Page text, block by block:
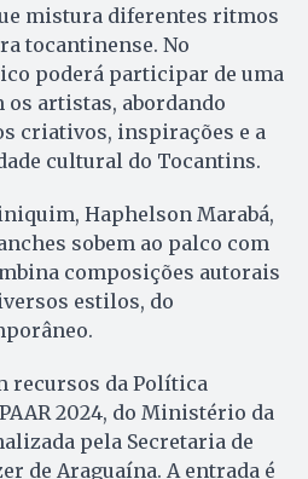
mistura diferentes ritmos
tocantinense. No
poderá participar de uma
os artistas, abordando
criativos, inspirações e a
cultural do Tocantins.
Haphelson Marabá,
sobem ao palco com
composições autorais
estilos, do
recursos da Política
2024, do Ministério da
pela Secretaria de
de Araguaína. A entrada é